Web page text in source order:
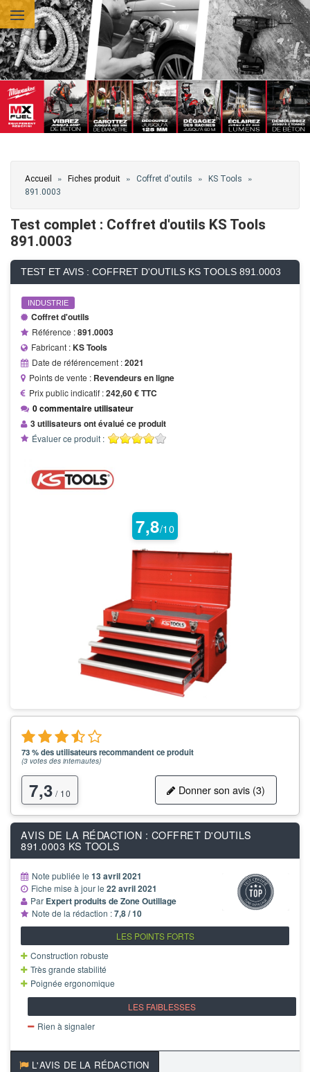
Aller au contenu principal
Vous êtes ici
Accueil » Fiches produit » Coffret d'outils » KS Tools »
891.0003
Test complet : Coffret d'outils KS Tools
891.0003
TEST ET AVIS : COFFRET D'OUTILS KS TOOLS 891.0003
INDUSTRIE
Coffret d'outils
Référence :891.0003
Fabricant :KS Tools
Date de référencement :2021
Points de vente : Revendeurs en ligne
Prix public indicatif :242,60 € TTC
0 commentaire utilisateur
3 utilisateurs ont évalué ce produit
Évaluer ce produit :
7,8/10
73 % des utilisateurs recommandent ce produit
(3 votes des internautes)
7,3 / 10 Donner son avis (3)
AVIS DE LA RÉDACTION : COFFRET D'OUTILS
891.0003 KS TOOLS
Note publiée le 13 avril 2021
Fiche mise à jour le 22 avril 2021
Par Expert produits de Zone Outillage
Note de la rédaction :7,8 / 10
LES POINTS FORTS
Construction robuste
Très grande stabilité
Poignée ergonomique
LES FAIBLESSES
Rien à signaler
L'AVIS DE LA RÉDACTION